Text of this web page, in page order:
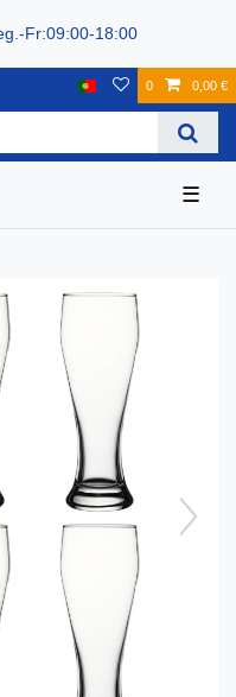
Fr:09:00-18:00
0 0,00 €
☰